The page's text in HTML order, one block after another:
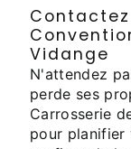
Vidange
N'attendez
perde ses
Carrosserie
pour planifier